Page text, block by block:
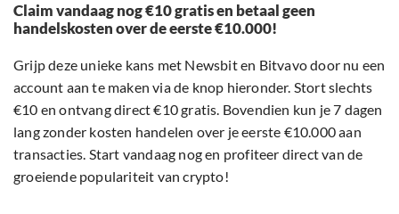
Claim vandaag nog €10 gratis en betaal geen
handelskosten over de eerste €10.000!
Grijp deze unieke kans met Newsbit en Bitvavo door nu een
account aan te maken via de knop hieronder. Stort slechts
€10 en ontvang direct €10 gratis. Bovendien kun je 7 dagen
lang zonder kosten handelen over je eerste €10.000 aan
transacties. Start vandaag nog en profiteer direct van de
groeiende populariteit van crypto!